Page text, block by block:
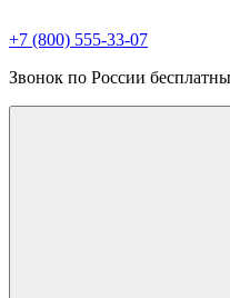
+7 (800) 555-33-07
Звонок по России